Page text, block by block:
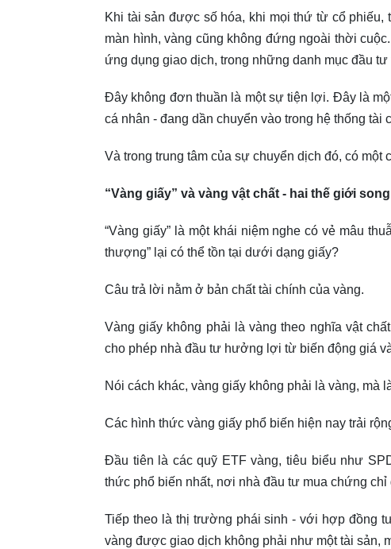
Khi tài sản được số hóa, khi mọi thứ từ cổ phiếu,
màn hình, vàng cũng không đứng ngoài thời
ứng dụng giao dịch, trong những danh mục đầu
Đây không đơn thuần là một sự tiện lợi. Đây là
cá nhân - đang dần chuyển vào trong hệ thống tài
Và trong trung tâm của sự chuyển dịch đó, có
“Vàng giấy” và vàng vật chất - hai thế giới
“Vàng giấy” là một khái niệm nghe có vẻ mâu
thượng” lại có thể tồn tại dưới dạng giấy?
Câu trả lời nằm ở bản chất tài chính của vàng.
Vàng giấy không phải là vàng theo nghĩa vật
cho phép nhà đầu tư hưởng lợi từ biến động giá
Nói cách khác, vàng giấy không phải là vàng,
Các hình thức vàng giấy phổ biến hiện nay trải
Đầu tiên là các quỹ ETF vàng, tiêu biểu như
thức phổ biến nhất, nơi nhà đầu tư mua chứng
Tiếp theo là thị trường phái sinh - với hợp đồng
vàng được giao dịch không phải như một tài sản,